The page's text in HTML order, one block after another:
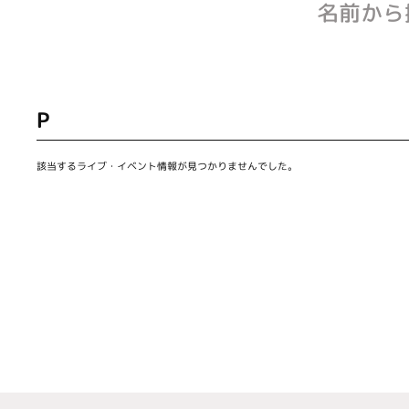
名前か
P
該当するライブ・イベント情報が見つかりませんでした。